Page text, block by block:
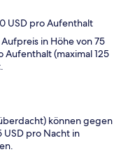
USD pro Aufenthalt
in Höhe von 75
(maximal 125
können gegen
USD pro Nacht in